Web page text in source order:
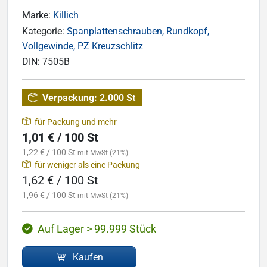
Marke: Killich
Kategorie: Spanplattenschrauben, Rundkopf,
Vollgewinde, PZ Kreuzschlitz
DIN: 7505B
Verpackung: 2.000 St
für Packung und mehr
1,01 € / 100 St
1,22 € / 100 St mit MwSt (21%)
für weniger als eine Packung
1,62 € / 100 St
1,96 € / 100 St mit MwSt (21%)
Auf Lager > 99.999 Stück
Kaufen